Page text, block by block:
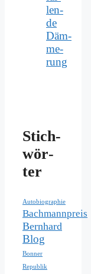
len­
de
Däm­
me­
rung
Stich­
wör­
ter
Autobiographie
Bachmannpreis
Bernhard
Blog
Bonner
Republik